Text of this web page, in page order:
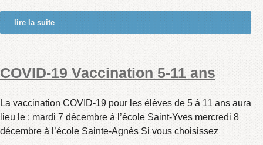
lire la suite
COVID-19 Vaccination 5-11 ans
La vaccination COVID-19 pour les élèves de 5 à 11 ans aura
lieu le : mardi 7 décembre à l’école Saint-Yves mercredi 8
décembre à l’école Sainte-Agnès Si vous choisissez